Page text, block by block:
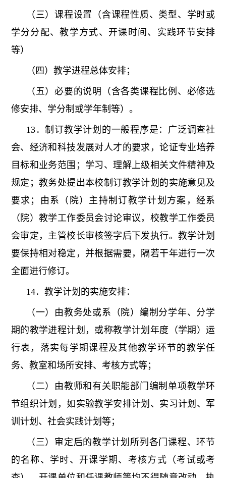
（三）课程设置（含课程性质、类型、学时或
学分分配、教学方式、开课时间、实践环节安排
等）
（四）教学进程总体安排；
（五）必要的说明（含各类课程比例、必修选
修安排、学分制或学年制等）。
13．制订教学计划的一般程序是：广泛调查社
会、经济和科技发展对人才的要求，论证专业培养
目标和业务范围；学习、理解上级相关文件精神及
规定；教务处提出本校制订教学计划的实施意见及
要求；由系（院）主持制订教学计划方案，经系
（院）教学工作委员会讨论审议，校教学工作委员
会审定，主管校长审核签字后下发执行。教学计划
要保持相对稳定，并根据需要，隔若干年进行一次
全面进行修订。
14．教学计划的实施安排：
（一）由教务处或系（院）编制分学年、分学
期的教学进程计划，或称教学计划年度（学期）运
行表，落实每学期课程及其他教学环节的教学任
务、教室和场所安排、考核方式等；
（二）由教师和有关职能部门编制单项教学环
节组织计划，如实验教学安排计划、实习计划、军
训计划、社会实践计划等；
（三）审定后的教学计划所列各门课程、环节
的名称、学时、开课学期、考核方式（考试或考